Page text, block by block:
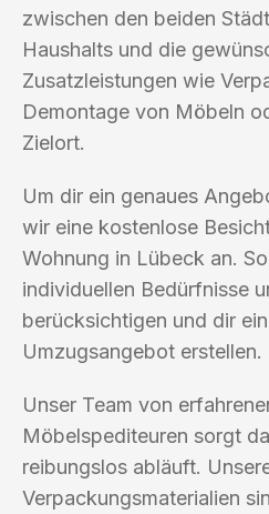
zwischen den beiden
Haushalts und die
Zusatzleistungen wie
Demontage von Möbeln
Zielort.
Um dir ein genaues
wir eine kostenlose
Wohnung in Lübeck an.
individuellen Bedürfnisse
berücksichtigen und dir
Umzugsangebot erstellen.
Unser Team von
Möbelspediteuren sorgt
reibungslos abläuft.
Verpackungsmaterialien